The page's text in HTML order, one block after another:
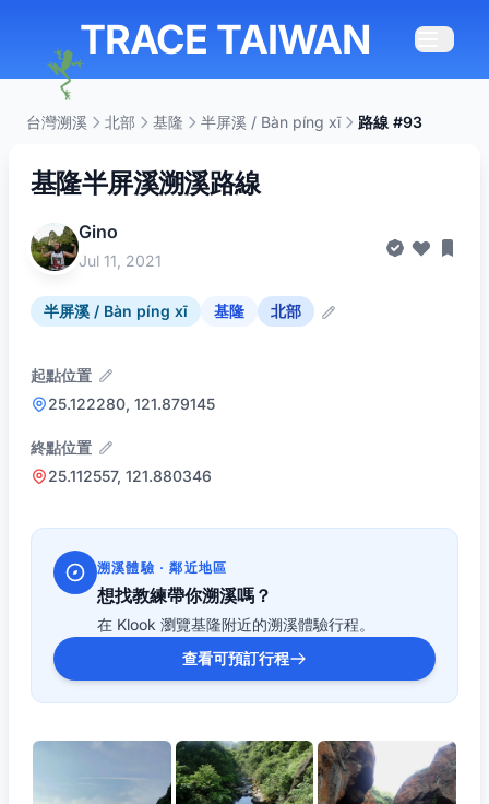
TRACE TAIWAN
台灣溯溪 北部 基隆 半屏溪 / Bàn píng xī 路線 #93
基隆半屏溪溯溪路線
Gino
Jul 11, 2021
半屏溪 / Bàn píng xī 基隆 北部
起點位置
25.122280, 121.879145
終點位置
25.112557, 121.880346
溯溪體驗 · 鄰近地區
想找教練帶你溯溪嗎？
在 Klook 瀏覽基隆附近的溯溪體驗行程。
查看可預訂行程